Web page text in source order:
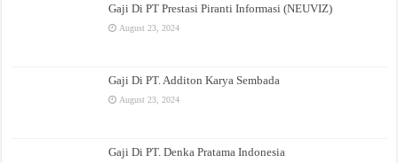
Gaji Di PT Prestasi Piranti Informasi (NEUVIZ)
August 23, 2024
Gaji Di PT. Additon Karya Sembada
August 23, 2024
Gaji Di PT. Denka Pratama Indonesia